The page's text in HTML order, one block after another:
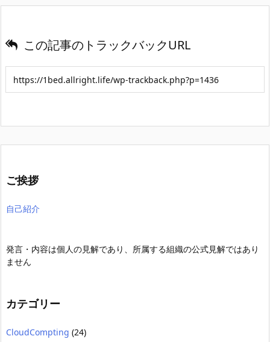
この記事のトラックバックURL
ご挨拶
自己紹介
発言・内容は個人の見解であり、所属する組織の公式見解ではあり
ません
カテゴリー
CloudCompting (24)